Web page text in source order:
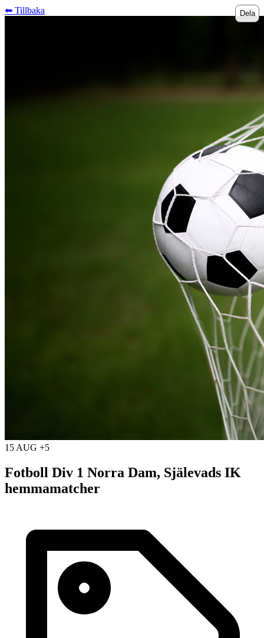
⬅︎ Tillbaka Dela
15 AUG +5
Fotboll Div 1 Norra Dam, Själevads IK
hemmamatcher